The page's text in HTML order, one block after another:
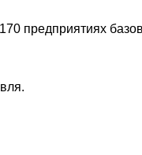
предприятиях